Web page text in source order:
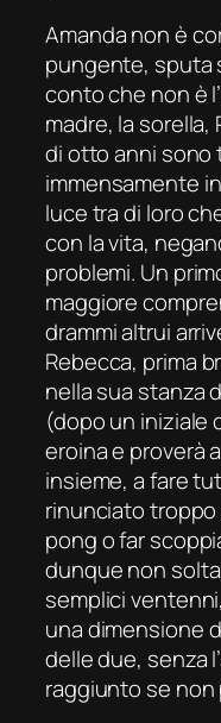
Amanda non è
pungente, sputa
conto che non è
madre, la
di otto anni
immensamente
luce tra di loro
con la vita,
problemi. Un
maggiore
drammi altrui
Rebecca, prima
nella sua stanza
(dopo un iniziale
eroina e proverà
insieme, a fare
rinunciato
pong o far
dunque non
semplici
una dimensione
delle due, senza
raggiunto se non